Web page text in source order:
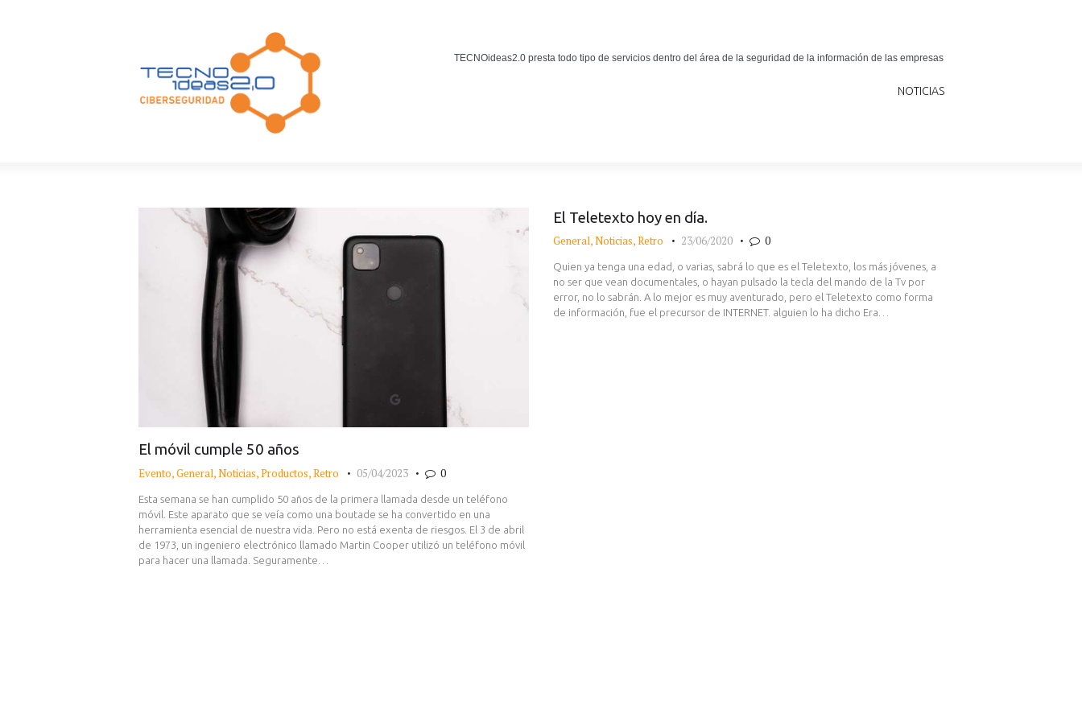
TECNOideas2.0 presta todo tipo de servicios dentro del área de la seguridad de la información de las empresas
NOTICIAS
Noticias tecnológicas.
El móvil cumple 50 años
Evento,General,Noticias,Productos,Retro 05/04/2023 0
Esta semana se han cumplido 50 años de la primera llamada desde un teléfono
móvil. Este aparato que se veía como una boutade se ha convertido en una
herramienta esencial de nuestra vida. Pero no está exenta de riesgos. El 3 de abril
de 1973, un ingeniero electrónico llamado Martin Cooper utilizó un teléfono móvil
para hacer una llamada. Seguramente…
El Teletexto hoy en día.
General,Noticias,Retro 23/06/2020 0
Quien ya tenga una edad, o varias, sabrá lo que es el Teletexto, los más jóvenes, a
no ser que vean documentales, o hayan pulsado la tecla del mando de la Tv por
error, no lo sabrán. A lo mejor es muy aventurado, pero el Teletexto como forma
de información, fue el precursor de INTERNET. alguien lo ha dicho Era…